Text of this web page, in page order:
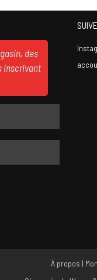
des
inscrivant
À propos |